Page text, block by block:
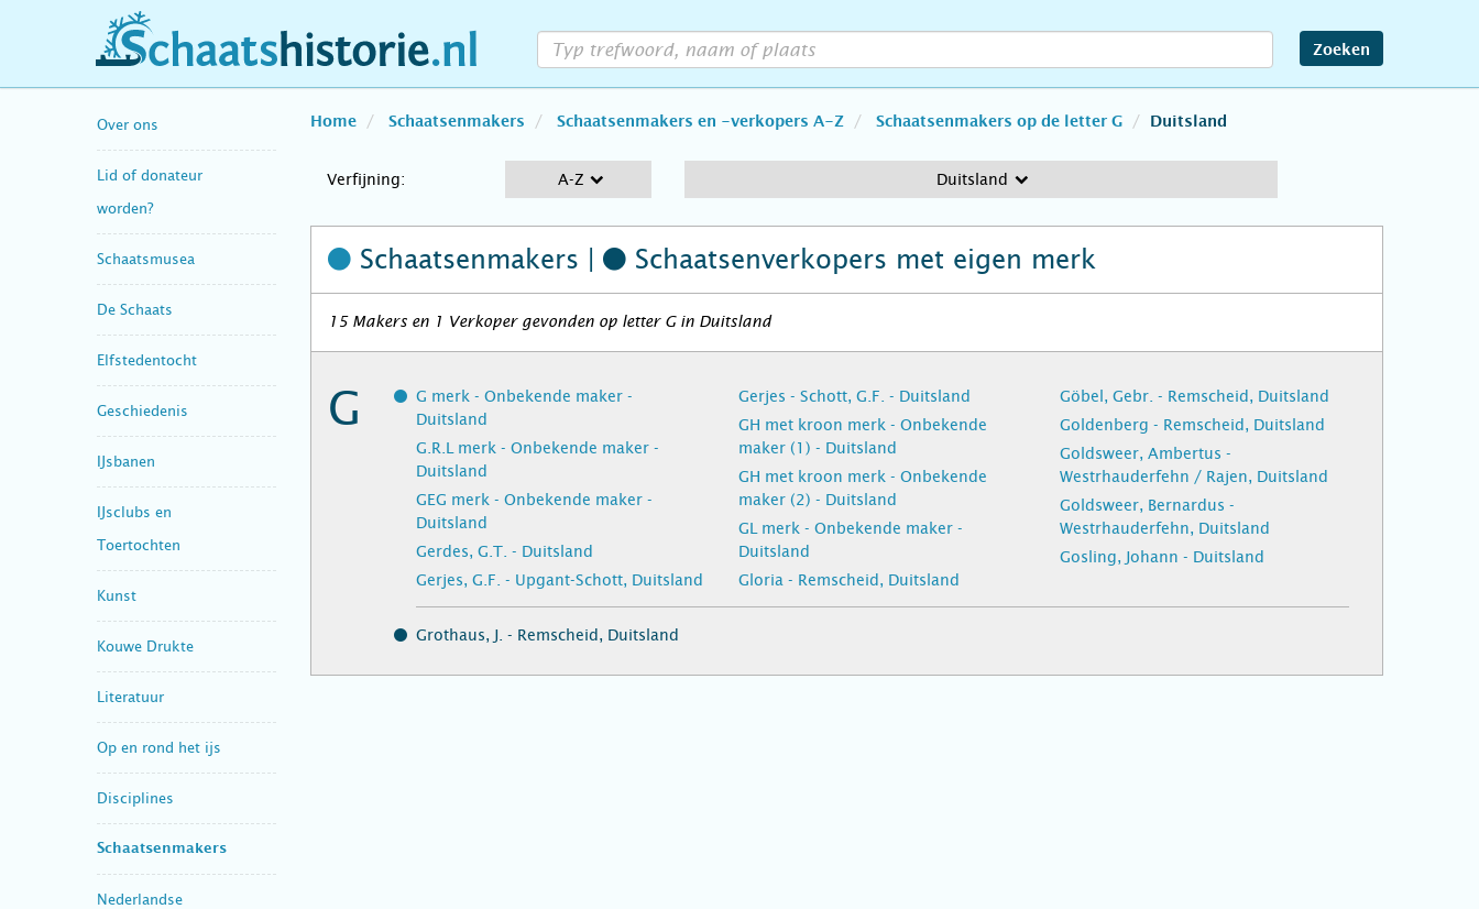
schaatshistorie.nl Zoeken
Over ons
Lid of donateur
worden?
Schaatsmusea
De Schaats
Elfstedentocht
Geschiedenis
IJsbanen
IJsclubs en
Toertochten
Kunst
Kouwe Drukte
Literatuur
Op en rond het ijs
Disciplines
Schaatsenmakers
Nederlandse
Home Schaatsenmakers Schaatsenmakers en -verkopers A-Z Schaatsenmakers op de letter G Duitsland
Verfijning: A-Z Duitsland
Schaatsenmakers | Schaatsenverkopers met eigen merk
15 Makers en 1 Verkoper gevonden op letter G in Duitsland
G
G merk - Onbekende maker -
Duitsland
G.R.L merk - Onbekende maker -
Duitsland
GEG merk - Onbekende maker -
Duitsland
Gerdes, G.T. - Duitsland
Gerjes, G.F. - Upgant-Schott, Duitsland
Gerjes - Schott, G.F. - Duitsland
GH met kroon merk - Onbekende
maker (1) - Duitsland
GH met kroon merk - Onbekende
maker (2) - Duitsland
GL merk - Onbekende maker -
Duitsland
Gloria - Remscheid, Duitsland
Göbel, Gebr. - Remscheid, Duitsland
Goldenberg - Remscheid, Duitsland
Goldsweer, Ambertus -
Westrhauderfehn / Rajen, Duitsland
Goldsweer, Bernardus -
Westrhauderfehn, Duitsland
Gosling, Johann - Duitsland
Grothaus, J. - Remscheid, Duitsland